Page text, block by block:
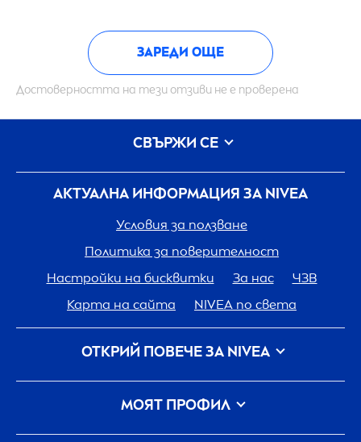
ЗАРЕДИ ОЩЕ
Достоверността на тези отзиви не е проверена
АКТУАЛНА ИНФОРМАЦИЯ ЗА NIVEA
Условия за ползване
Политика за поверителност
Настройки на бисквитки
За нас
ЧЗВ
Карта на сайта
NIVEA по света
ОТКРИЙ ПОВЕЧЕ ЗА NIVEA
Кариера Грижа наNIVEAза планетата
Свържи се с нас
МОЯТ ПРОФИЛ
Вход myNIVEA
СВЪРЖИ СЕ